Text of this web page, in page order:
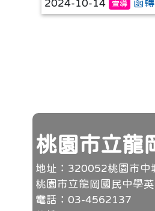
2024-10-14 宣導 函
頁尾
桃園市立龍
地址：320052桃園市中
桃園市立龍岡國民中學
電話：03-4562137